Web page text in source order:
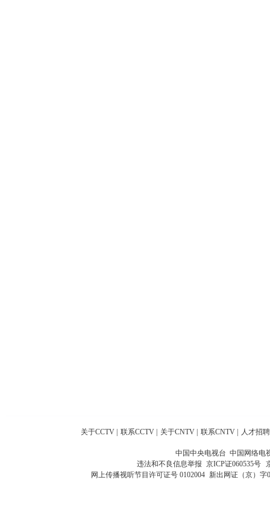
关于CCTV 联系CCTV 关于CNTV 联系CNTV 人才招聘
中国中央电视台 中国网络电
违法和不良信息举报 京ICP证060535号
网上传播视听节目许可证号 0102004 新出网证（京）